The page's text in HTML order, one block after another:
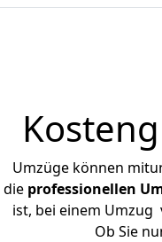
Umzüge können
die professionellen
ist, bei einem Umzug
Ob Sie